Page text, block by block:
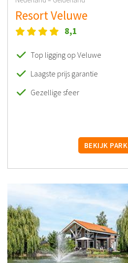
Resort Veluwe
8,1
Top ligging op Veluwe
Laagste prijs garantie
Gezellige sfeer
BEKIJK PARK